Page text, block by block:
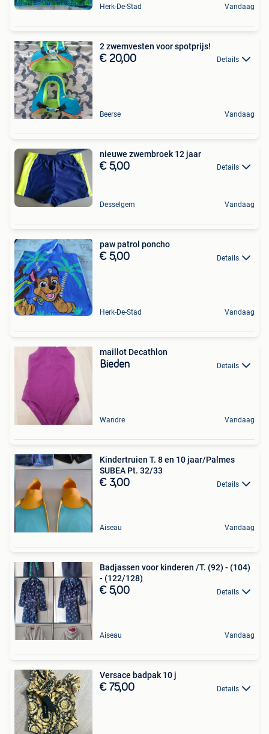
Herk-De-Stad Vandaag
2 zwemvesten voor spotprijs!
€ 20,00 Details
Beerse Vandaag
nieuwe zwembroek 12 jaar
€ 5,00 Details
Desselgem Vandaag
paw patrol poncho
€ 5,00 Details
Herk-De-Stad Vandaag
maillot Decathlon
Bieden Details
Wandre Vandaag
Kindertruien T. 8 en 10 jaar/Palmes
SUBEA Pt. 32/33
€ 3,00 Details
Aiseau Vandaag
Badjassen voor kinderen /T. (92) - (104)
- (122/128)
€ 5,00 Details
Aiseau Vandaag
Versace badpak 10 j
€ 75,00 Details